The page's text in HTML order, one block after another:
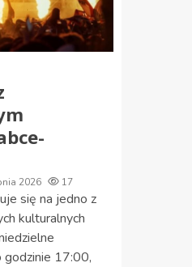
2026 17
się na jedno z
kulturalnych
godzinie 17:00,